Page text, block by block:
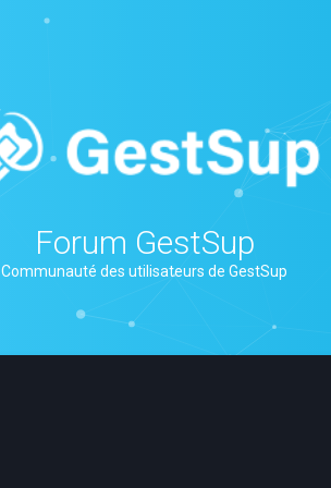
Forum GestSup
Communauté des utilisateurs de GestSup